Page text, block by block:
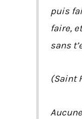
puis
faire,
sans
(Saint